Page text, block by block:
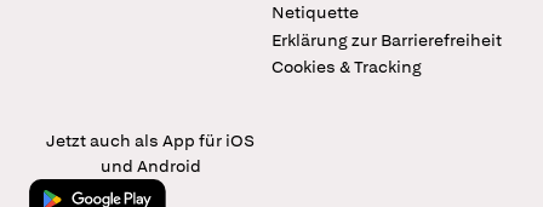
Netiquette
Erklärung zur Barrierefreiheit
Cookies & Tracking
Jetzt auch als App für iOS
und Android
Jetzt bei Google Play